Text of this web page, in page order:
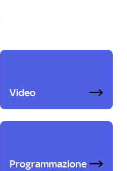
Video
Programmazione